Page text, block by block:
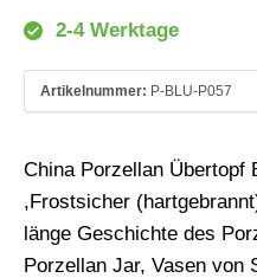
2-4 Werktage
Artikelnummer: P-BLU-P057
China Porzellan Übertopf
,Frostsicher
länge Geschichte des
Porzellan Jar, Vasen von